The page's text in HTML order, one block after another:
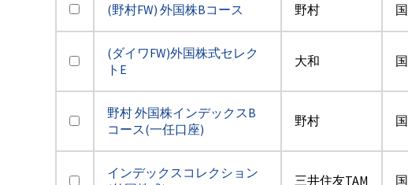
(野村FW) 外国株Bコース 野村
(ダイワFW)外国株式セレク
トE
大和
野村 外国株インデックスB
コース(一任口座)
野村
インデックスコレクション
三井住友TAM